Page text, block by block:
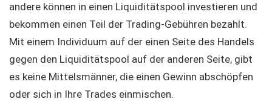
andere können in einen Liquiditätspool investieren und
bekommen einen Teil der Trading-Gebühren bezahlt.
Mit einem Individuum auf der einen Seite des Handels
gegen den Liquiditätspool auf der anderen Seite, gibt
es keine Mittelsmänner, die einen Gewinn abschöpfen
oder sich in Ihre Trades einmischen.